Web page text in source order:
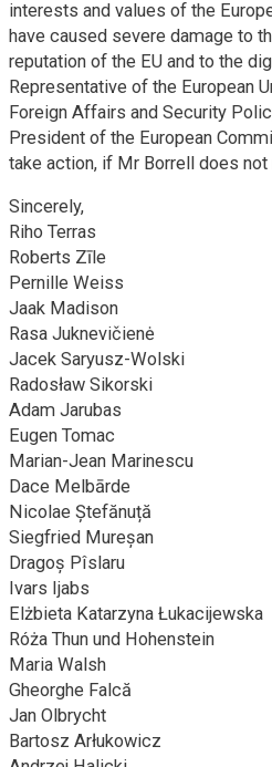
interests and values of the
have caused severe damage to
reputation of the EU and to the
Representative of the European
Foreign Affairs and Security
President of the European
take action, if Mr Borrell does
Sincerely,
Riho Terras
Roberts Zīle
Pernille Weiss
Jaak Madison
Rasa Juknevičienė
Jacek Saryusz-Wolski
Radosław Sikorski
Adam Jarubas
Eugen Tomac
Marian-Jean Marinescu
Dace Melbārde
Nicolae Ştefănuță
Siegfried Mureşan
Dragoș Pîslaru
Ivars Ijabs
Elżbieta Katarzyna Łukacijewska
Róża Thun und Hohenstein
Maria Walsh
Gheorghe Falcă
Jan Olbrycht
Bartosz Arłukowicz